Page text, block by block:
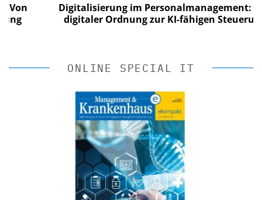
Digitalisierung im Personalmanagement: Von
digitaler Ordnung zur KI-fähigen Steuerung
ONLINE SPECIAL IT